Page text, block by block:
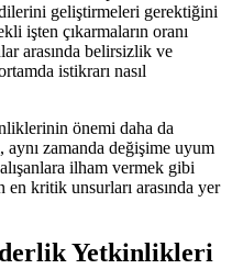
geliştirmeleri gerektiğini
işten çıkarmaların oranı
arasında belirsizlik ve
istikrarı nasıl
önemi daha da
zamanda değişime uyum
ilham vermek gibi
kritik unsurları arasında yer
Yetkinlikleri